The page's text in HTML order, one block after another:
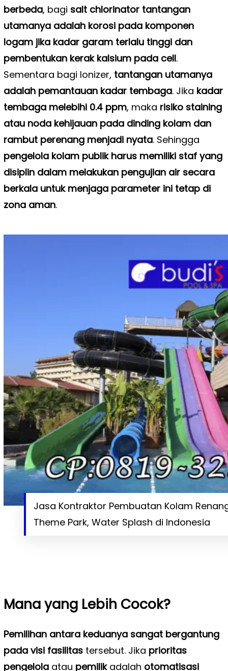
berbeda, bagi salt chlorinator tantangan
utamanya adalah korosi pada komponen
logam jika kadar garam terlalu tinggi dan
pembentukan kerak kalsium pada cell.
Sementara bagi Ionizer, tantangan utamanya
adalah pemantauan kadar tembaga. Jika kadar
tembaga melebihi 0.4 ppm, maka risiko staining
atau noda kehijauan pada dinding kolam dan
rambut perenang menjadi nyata. Sehingga
pengelola kolam publik harus memiliki staf yang
disiplin dalam melakukan pengujian air secara
berkala untuk menjaga parameter ini tetap di
zona aman.
Jasa Kontraktor Pembuatan Kolam
Theme Park, Water Splash di Indonesia
Mana yang Lebih Cocok?
Pemilihan antara keduanya sangat bergantung
pada visi fasilitastersebut. Jika prioritas
pengelola atau pemilik adalah otomatisasi